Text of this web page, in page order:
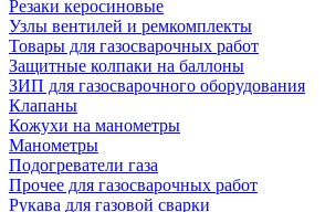
Резаки керосиновые
Узлы вентилей и ремкомплекты
Товары для газосварочных работ
Защитные колпаки на баллоны
ЗИП для газосварочного оборудования
Клапаны
Кожухи на манометры
Манометры
Подогреватели газа
Прочее для газосварочных работ
Рукава для газовой сварки